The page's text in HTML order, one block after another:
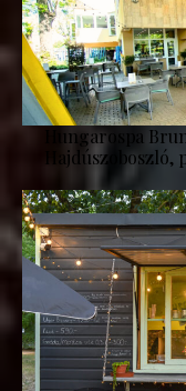
Hungarospa